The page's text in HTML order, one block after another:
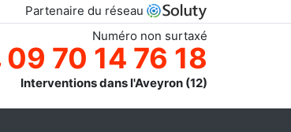
Partenaire du réseau
Numéro non surtaxé
09 70 14 76 18
Interventions dans l'Aveyron (12)